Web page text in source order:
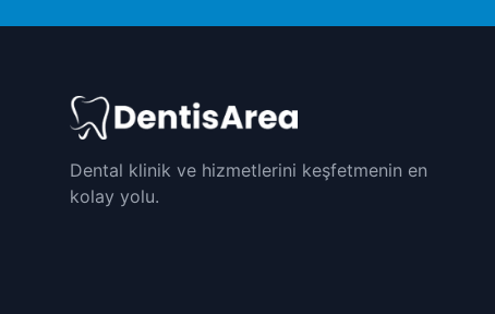
Dental klinik ve hizmetlerini keşfetmenin en
kolay yolu.